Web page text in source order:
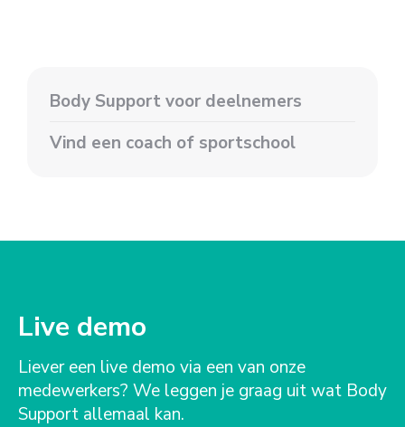
Body Support voor deelnemers
Vind een coach of sportschool
Live demo
Liever een live demo via een van onze
medewerkers? We leggen je graag uit wat Body
Support allemaal kan.